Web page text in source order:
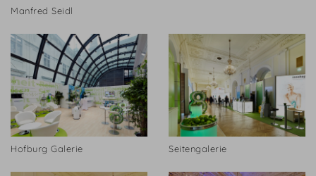
Manfred Seidl
Hofburg Galerie Seitengalerie